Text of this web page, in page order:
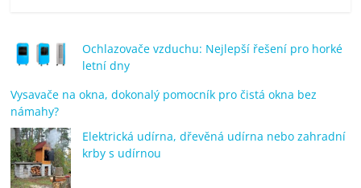
telefony,
kávovary,
bazény
Nejlepší
elektronika
Ochlazovače vzduchu: Nejlepší řešení pro horké
letní dny
Vysavače na okna, dokonalý pomocník pro čistá okna bez
námahy?
Elektrická udírna, dřevěná udírna nebo zahradní
krby s udírnou